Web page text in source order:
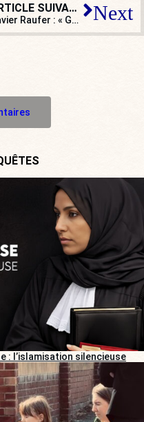
ARTICLE SUIVANT
Xavier Raufer : « Gérald Darmanin fait de l’esbrouffe et ne s’attaque pas à l’essentiel pour rétablir la sécurité » Next
: l’islamisation silencieuse